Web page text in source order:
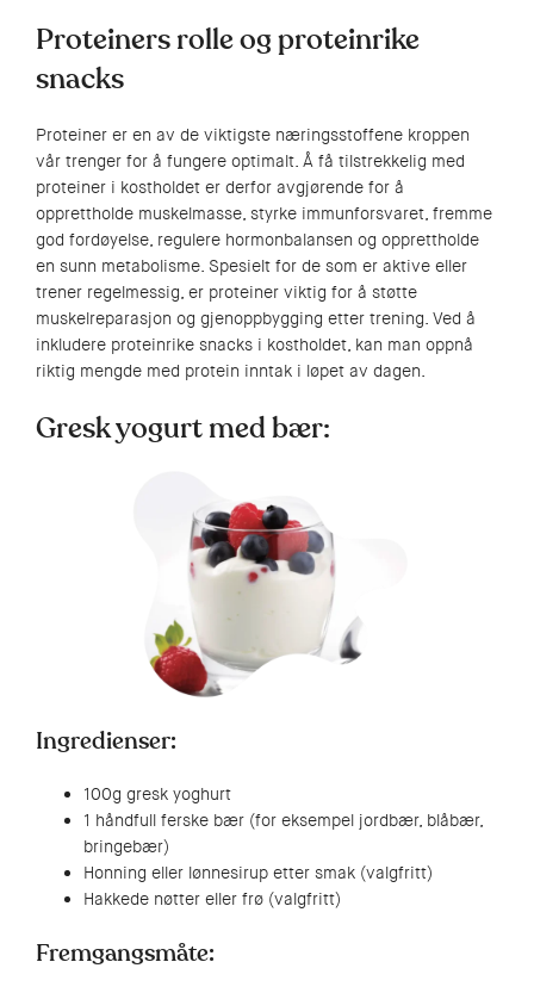
Proteiners rolle og proteinrike
snacks
Proteiner er en av de viktigste næringsstoffene kroppen
vår trenger for å fungere optimalt. Å få tilstrekkelig med
proteiner i kostholdet er derfor avgjørende for å
opprettholde muskelmasse, styrke immunforsvaret, fremme
god fordøyelse, regulere hormonbalansen og opprettholde
en sunn metabolisme. Spesielt for de som er aktive eller
trener regelmessig, er proteiner viktig for å støtte
muskelreparasjon og gjenoppbygging etter trening. Ved å
inkludere proteinrike snacks i kostholdet, kan man oppnå
riktig mengde med protein inntak i løpet av dagen.
Gresk yogurt med bær:
Ingredienser:
100g gresk yoghurt
1 håndfull ferske bær (for eksempel jordbær, blåbær,
bringebær)
Honning eller lønnesirup etter smak (valgfritt)
Hakkede nøtter eller frø (valgfritt)
Fremgangsmåte: